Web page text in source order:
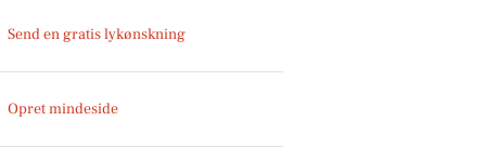
Send en gratis lykønskning
Opret mindeside